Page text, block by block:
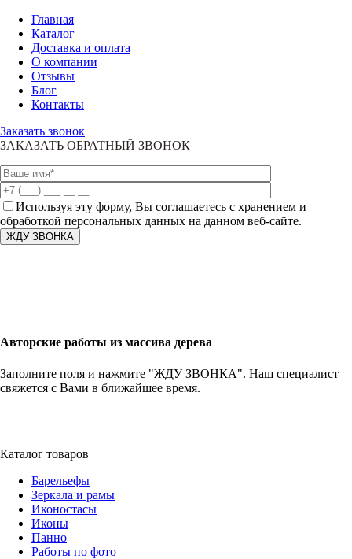
Главная
Каталог
Доставка и оплата
О компании
Отзывы
Блог
Контакты
Заказать звонок
ЗАКАЗАТЬ ОБРАТНЫЙ ЗВОНОК
Используя эту форму, Вы соглашаетесь с хранением и
обработкой персональных данных на данном веб-сайте.
Авторские работы из массива дерева
Заполните поля и нажмите "ЖДУ ЗВОНКА". Наш специалист
свяжется с Вами в ближайшее время.
Каталог товаров
Барельефы
Зеркала и рамы
Иконостасы
Иконы
Панно
Работы по фото